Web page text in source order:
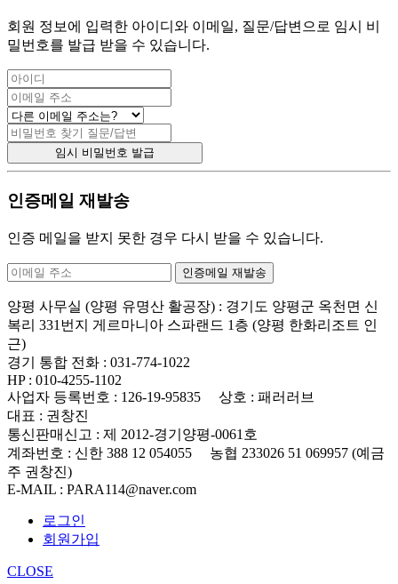
회원 정보에 입력한 아이디와 이메일, 질문/답변으로 임시 비
밀번호를 발급 받을 수 있습니다.
인증메일 재발송
인증 메일을 받지 못한 경우 다시 받을 수 있습니다.
양평 사무실 (양평 유명산 활공장) : 경기도 양평군 옥천면 신
복리 331번지 게르마니아 스파랜드 1층 (양평 한화리조트 인
근)
경기 통합 전화 : 031-774-1022
HP: 010-4255-1102
사업자 등록번호 : 126-19-95835 상호 : 패러러브
대표 : 권창진
통신판매신고 : 제 2012-경기양평-0061호
계좌번호 : 신한 388 12 054055 농협 233026 51 069957 (예금
주 권창진)
E-MAIL : PARA114@naver.com
로그인
회원가입
CLOSE